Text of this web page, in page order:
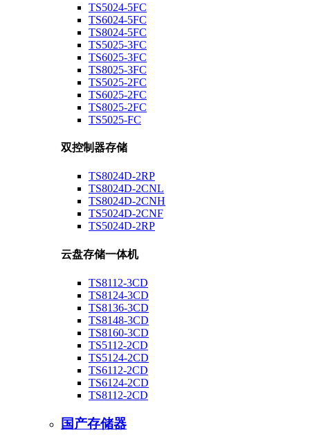
TS5024-5FC
TS6024-5FC
TS8024-5FC
TS5025-3FC
TS6025-3FC
TS8025-3FC
TS5025-2FC
TS6025-2FC
TS8025-2FC
TS5025-FC
双控制器存储
TS8024D-2RP
TS8024D-2CNL
TS8024D-2CNH
TS5024D-2CNF
TS5024D-2RP
云盘存储一体机
TS8112-3CD
TS8124-3CD
TS8136-3CD
TS8148-3CD
TS8160-3CD
TS5112-2CD
TS5124-2CD
TS6112-2CD
TS6124-2CD
TS8112-2CD
国产存储器